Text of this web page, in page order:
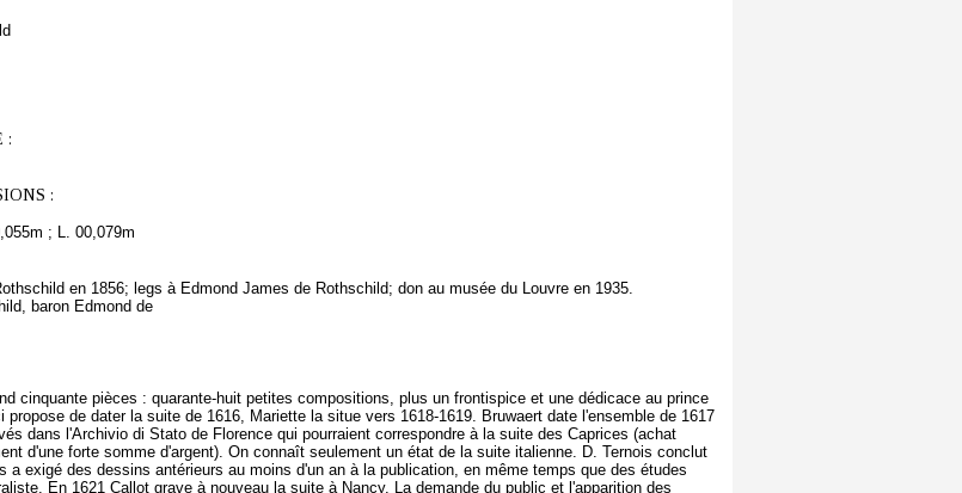
:
:
; L. 00,079m
en 1856; legs à Edmond James de Rothschild; don au musée du Louvre en 1935.
baron Edmond de
cinquante pièces : quarante-huit petites compositions, plus un frontispice et une dédicace au prince
propose de dater la suite de 1616, Mariette la situe vers 1618-1619. Bruwaert date l'ensemble de 1617
dans l'Archivio di Stato de Florence qui pourraient correspondre à la suite des Caprices (achat
d'une forte somme d'argent). On connaît seulement un état de la suite italienne. D. Ternois conclut
a exigé des dessins antérieurs au moins d'un an à la publication, en même temps que des études
En 1621 Callot grave à nouveau la suite à Nancy. La demande du public et l'apparition des